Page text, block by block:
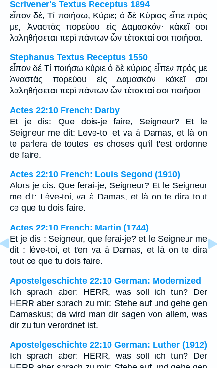
Scrivener's Textus Receptus 1894
εἶπον δέ, Τί ποιήσω, Κύριε; ὁ δὲ Κύριος εἶπε πρός
με, Ἀναστὰς πορεύου εἰς Δαμασκόν· κἀκεῖ σοι
λαληθήσεται περὶ πάντων ὧν τέτακταί σοι ποιῆσαι.
Stephanus Textus Receptus 1550
εἶπον δέ Τί ποιήσω κύριε ὁ δὲ κύριος εἶπεν πρός με
Ἀναστὰς πορεύου εἰς Δαμασκόν κἀκεῖ σοι
λαληθήσεται περὶ πάντων ὧν τέτακταί σοι ποιῆσαι
Actes 22:10 French: Darby
Et je dis: Que dois-je faire, Seigneur? Et le
Seigneur me dit: Leve-toi et va à Damas, et là on
te parlera de toutes les choses qu'il t'est ordonne
de faire.
Actes 22:10 French: Louis Segond (1910)
Alors je dis: Que ferai-je, Seigneur? Et le Seigneur
me dit: Lève-toi, va à Damas, et là on te dira tout
ce que tu dois faire.
Actes 22:10 French: Martin (1744)
Et je dis : Seigneur, que ferai-je? et le Seigneur me
dit : lève-toi, et t'en va à Damas, et là on te dira
tout ce que tu dois faire.
Apostelgeschichte 22:10 German: Modernized
Ich sprach aber: HERR, was soll ich tun? Der
HERR aber sprach zu mir: Stehe auf und gehe gen
Damaskus; da wird man dir sagen von allem, was
dir zu tun verordnet ist.
Apostelgeschichte 22:10 German: Luther (1912)
Ich sprach aber: HERR, was soll ich tun? Der